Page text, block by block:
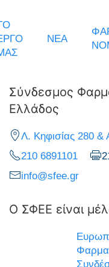
ΝΕΑ
Σύνδεσμος
Ελλάδος
Λ. Κηφισίας 280 &
210 6891101
info@sfee.gr
Ο ΣΦΕΕ είναι